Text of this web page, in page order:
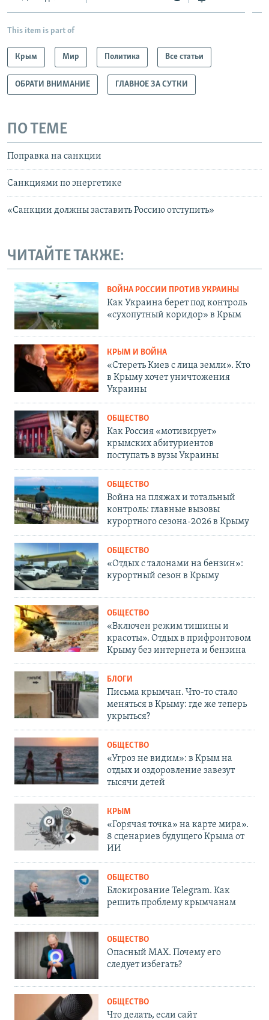
This item is part of
Крым Мир Политика Все статьи
ОБРАТИ ВНИМАНИЕ ГЛАВНОЕ ЗА СУТКИ
ПО ТЕМЕ
Поправка на санкции
Санкциями по энергетике
«Санкции должны заставить Россию отступить»
ЧИТАЙТЕ ТАКЖЕ:
ВОЙНА РОССИИ ПРОТИВ УКРАИНЫ
Как Украина берет под контроль
«сухопутный коридор» в Крым
КРЫМ И ВОЙНА
«Стереть Киев с лица земли». Кто
в Крыму хочет уничтожения
Украины
ОБЩЕСТВО
Как Россия «мотивирует»
крымских абитуриентов
поступать в вузы Украины
ОБЩЕСТВО
Война на пляжах и тотальный
контроль: главные вызовы
курортного сезона-2026 в Крыму
ОБЩЕСТВО
«Отдых с талонами на бензин»:
курортный сезон в Крыму
ОБЩЕСТВО
«Включен режим тишины и
красоты». Отдых в прифронтовом
Крыму без интернета и бензина
БЛОГИ
Письма крымчан. Что-то стало
меняться в Крыму: где же теперь
укрыться?
ОБЩЕСТВО
«Угроз не видим»: в Крым на
отдых и оздоровление завезут
тысячи детей
КРЫМ
«Горячая точка» на карте мира».
8 сценариев будущего Крыма от
ИИ
ОБЩЕСТВО
Блокирование Telegram. Как
решить проблему крымчанам
ОБЩЕСТВО
Опасный MAX. Почему его
следует избегать?
ОБЩЕСТВО
Что делать, если сайт